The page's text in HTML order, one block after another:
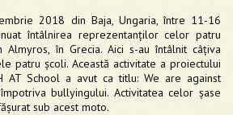
2018 din Baja, Ungaria, între 11-16
întâlnirea reprezentanților celor patru
în Grecia. Aici s-au întâlnit câțiva
patru școli. Această activitate a proiectului
AT School a avut ca titlu: We are against
bullyingului. Activitatea celor șase
sub acest moto.